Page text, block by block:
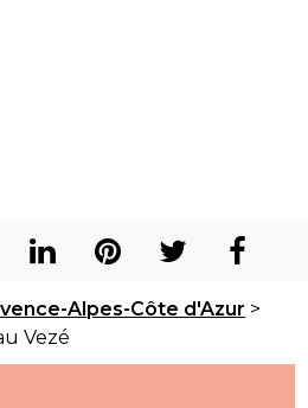
Alpes-Côte d'Azur >
Vezé